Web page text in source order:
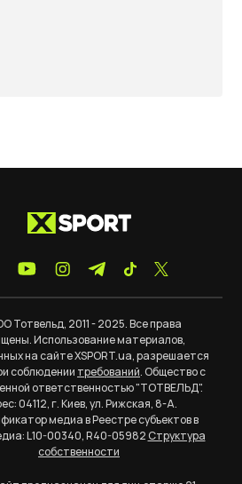
Тотвельд, 2011 - 2025. Все права
Использование материалов,
на сайте XSPORT.ua, разрешается
соблюдении требований. Общество с
ответственностью "ТОТВЕЛЬД".
04112, г. Киев, ул. Рижская, 8-А.
медиа в Реестре субъектов в
L10-00340, R40-05982Структура
собственности